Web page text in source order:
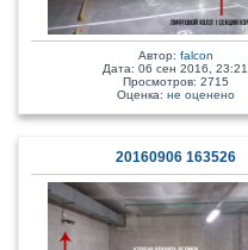
Автор: falcon
Дата: 06 сен 2016, 23:21
Просмотров: 2715
Оценка: не оценено
20160906 163526